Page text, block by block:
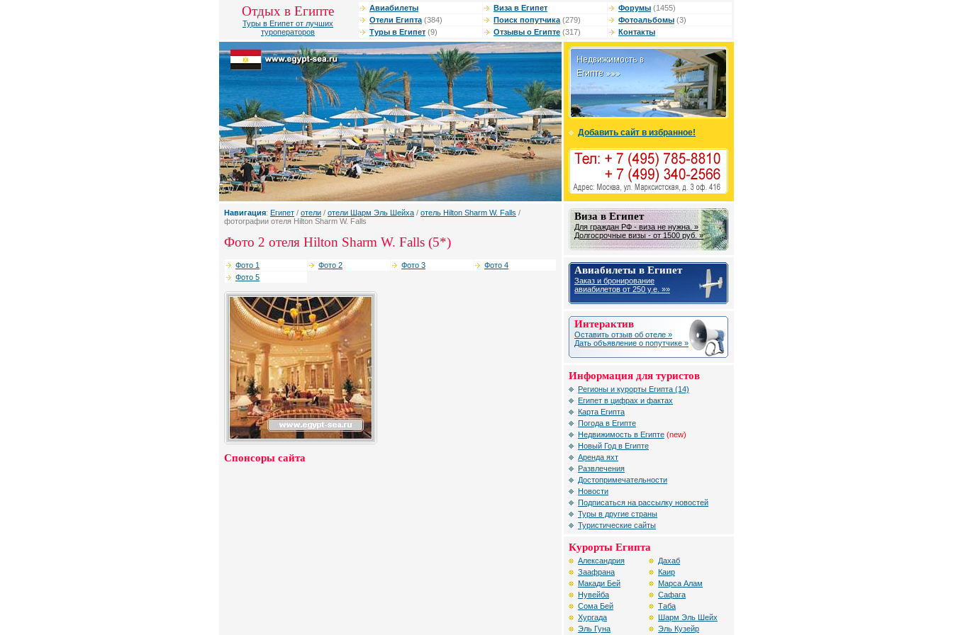
Отдых в Египте
Туры в Египет от лучших
туроператоров
Авиабилеты Виза в Египет Форумы (1455)
Отели Египта (384) Поиск попутчика (279) Фотоальбомы (3)
Туры в Египет (9) Отзывы о Египте (317) Контакты
Добавить сайт в избранное!
Навигация: Египет / отели / отели Шарм Эль Шейха / отель Hilton Sharm W. Falls /
фотографии отеля Hilton Sharm W. Falls
Фото 2 отеля Hilton Sharm W. Falls (5*)
Фото 1 Фото 2 Фото 3
Фото 4
Фото 5
Спонсоры сайта
Виза в Египет
Для граждан РФ - виза не нужна. »
Долгосрочные визы - от 1500 руб. »
Авиабилеты в Египет
Заказ и бронирование
авиабилетов от 250 у.е. »»
Интерактив
Оставить отзыв об отеле »
Дать объявление о попутчике »
Информация для туристов
Регионы и курорты Египта (14)
Египет в цифрах и фактах
Карта Египта
Погода в Египте
Недвижимость в Египте (new)
Новый Год в Египте
Аренда яхт
Развлечения
Достопримечательности
Новости
Подписаться на рассылку новостей
Туры в другие страны
Туристические сайты
Курорты Египта
Александрия
Заафрана
Макади Бей
Нувейба
Сома Бей
Хургада
Эль Гуна
Дахаб
Каир
Марса Алам
Сафага
Таба
Шарм Эль Шейх
Эль Кузейр